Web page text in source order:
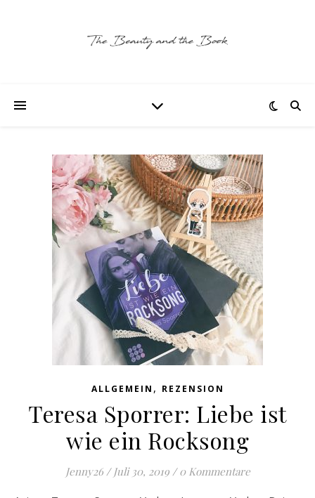
ALLGEMEIN , REZENSION
Teresa Sporrer: Liebe ist
wie ein Rocksong
Jenny26 / Juli 30, 2019 / 0 Kommentare